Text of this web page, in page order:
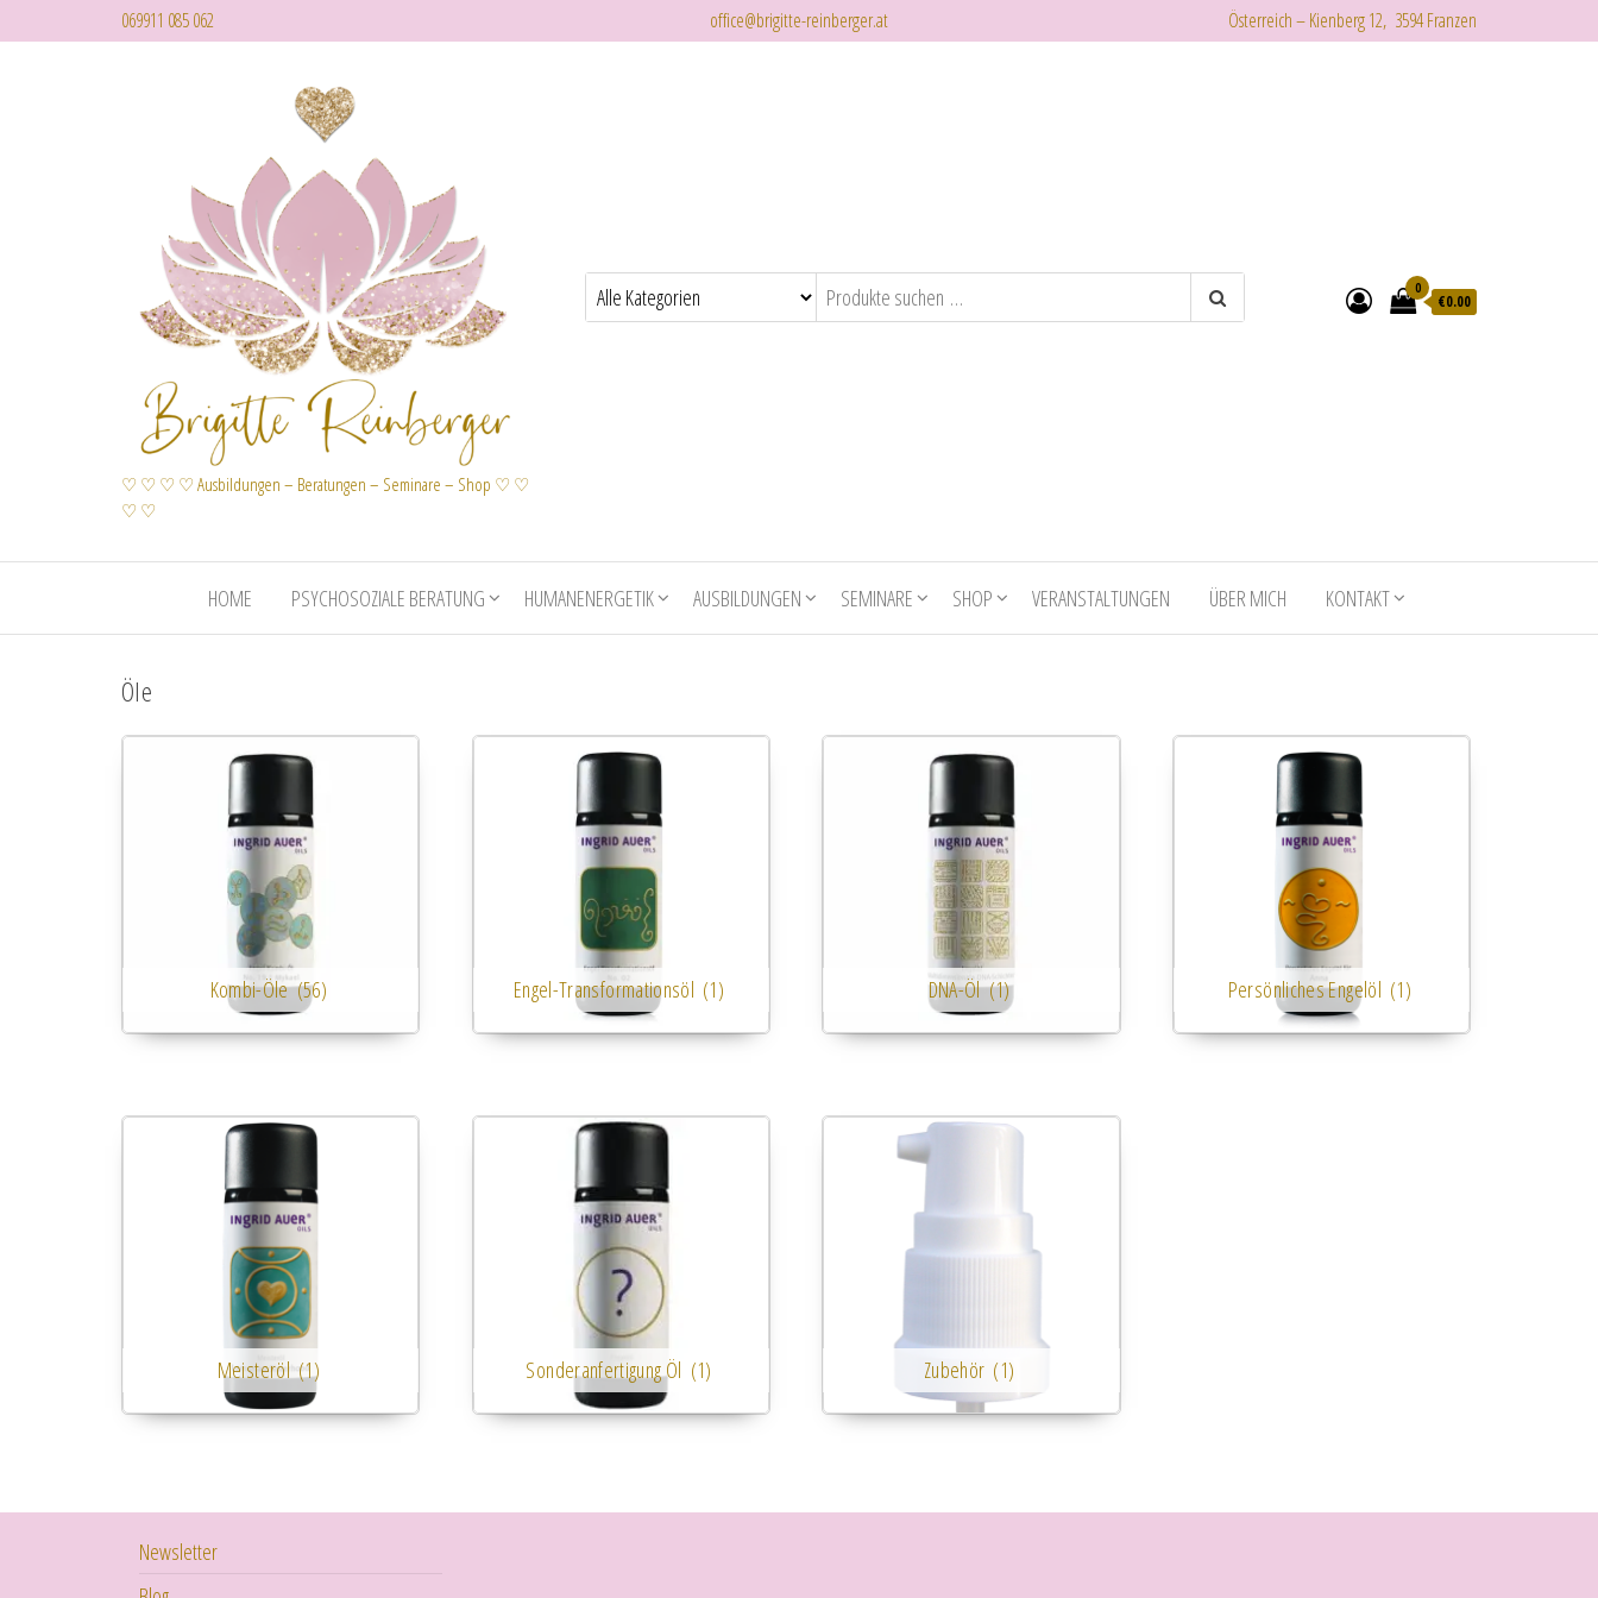
069911 085 062 office@brigitte-reinberger.at Österreich – Kienberg 12, 3594 Franzen
♡ ♡ ♡ ♡ Ausbildungen – Beratungen – Seminare – Shop ♡ ♡
♡ ♡
0
€0.00
HOME PSYCHOSOZIALE BERATUNG HUMANENERGETIK AUSBILDUNGEN SEMINARE SHOP VERANSTALTUNGEN ÜBER MICH KONTAKT
Öle
Kombi-Öle(56) Engel-Transformationsöl (1) DNA-Öl(1) Persönliches Engelöl (1)
Meisteröl (1) Sonderanfertigung Öl (1) Zubehör (1)
Newsletter